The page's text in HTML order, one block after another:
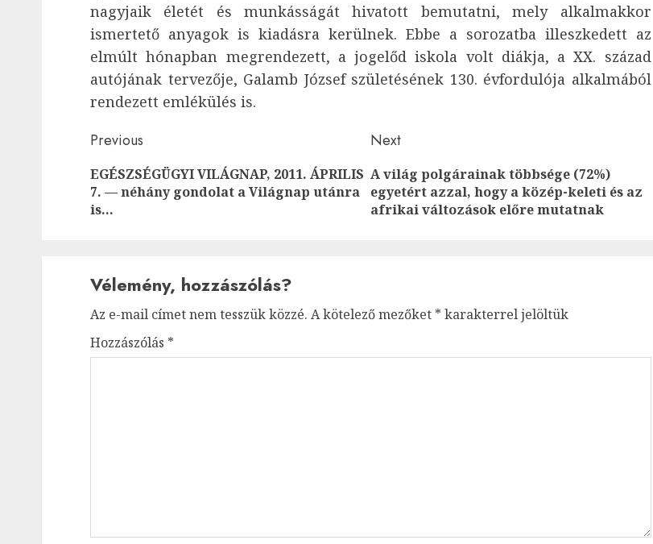
nagyjaik életét és munkásságát hivatott bemutatni, mely alkalmakkor
ismertető anyagok is kiadásra kerülnek. Ebbe a sorozatba illeszkedett az
elmúlt hónapban megrendezett, a jogelőd iskola volt diákja, a XX. század
autójának tervezője, Galamb József születésének 130. évfordulója alkalmából
rendezett emlékülés is.
Post
navigation
Previous
Previous
post:
EGÉSZSÉGÜGYI VILÁGNAP, 2011. ÁPRILIS
7. — néhány gondolat a Világnap utánra
is…
Next
Next
post:
A világ polgárainak többsége (72%)
egyetért azzal, hogy a közép-keleti és az
afrikai változások előre mutatnak
Vélemény, hozzászólás?
Az e-mail címet nem tesszük közzé. A kötelező mezőket * karakterrel jelöltük
Hozzászólás *